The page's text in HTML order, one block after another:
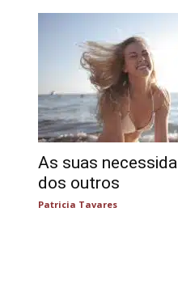
As suas
dos outros
Patricia Tavares